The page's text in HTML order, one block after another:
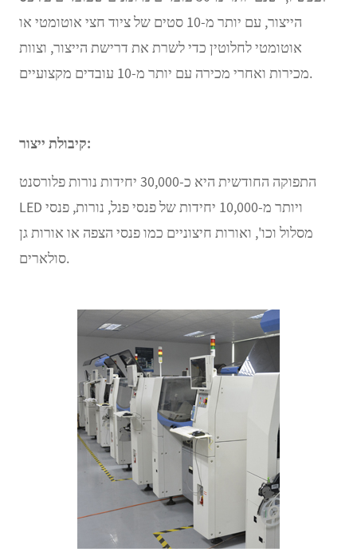
הייצור, עם יותר מ-10 סטים של ציוד חצי אוטומטי או
אוטומטי לחלוטין כדי לשרת את דרישת הייצור, וצוות
מכירות ואחרי מכירה עם יותר מ-10 עובדים מקצועיים.
קיבולת ייצור:
התפוקה החודשית היא כ-30,000 יחידות נורות פלורסנט
LED ויותר מ-10,000 יחידות של פנסי פנל, נורות, פנסי
מסלול וכו', ואורות חיצוניים כמו פנסי הצפה או אורות גן
סולארים.